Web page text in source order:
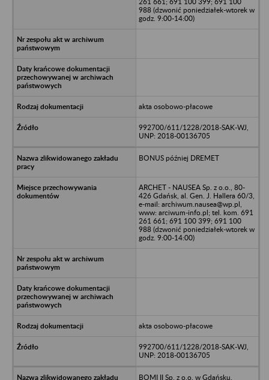
988 (dzwonić poniedziałek-wtorek w
godz. 9:00-14:00)
akta osobowo-płacowe
992700/611/1228/2018-SAK-WJ,
UNP: 2018-00136705
BONUS później DREMET
ARCHET - NAUSEA Sp. z o.o., 80-
426 Gdańsk, al. Gen. J. Hallera 60/3,
e-mail: archiwum.nausea@wp.pl,
www: arciwum-info.pl; tel. kom. 691
261 661; 691 100 399; 691 100
988 (dzwonić poniedziałek-wtorek w
godz. 9:00-14:00)
akta osobowo-płacowe
992700/611/1228/2018-SAK-WJ,
UNP: 2018-00136705
BOMI II Sp. z o.o. w Gdańsku,